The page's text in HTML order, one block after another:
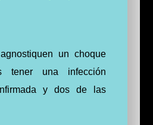
un choque
tener una infección
y dos de las